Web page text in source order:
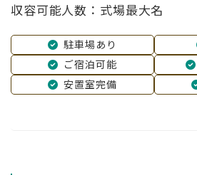
収容可能人数：式場最大名
駐車場あり
ご宿泊可能
安置室完備